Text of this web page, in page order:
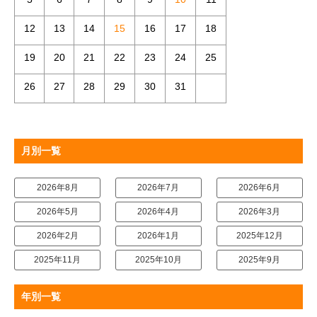
12 13 14 15 16 17 18
19 20 21 22 23 24 25
26 27 28 29 30 31
月別一覧
2026年8月 2026年7月 2026年6月
2026年5月 2026年4月 2026年3月
2026年2月 2026年1月 2025年12月
2025年11月 2025年10月 2025年9月
年別一覧